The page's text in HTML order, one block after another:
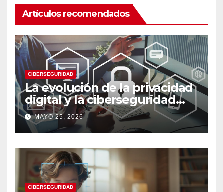
Artículos recomendados
CIBERSEGURIDAD
La evolución de la privacidad
digital y la ciberseguridad
moderna
MAYO 25, 2026
CIBERSEGURIDAD